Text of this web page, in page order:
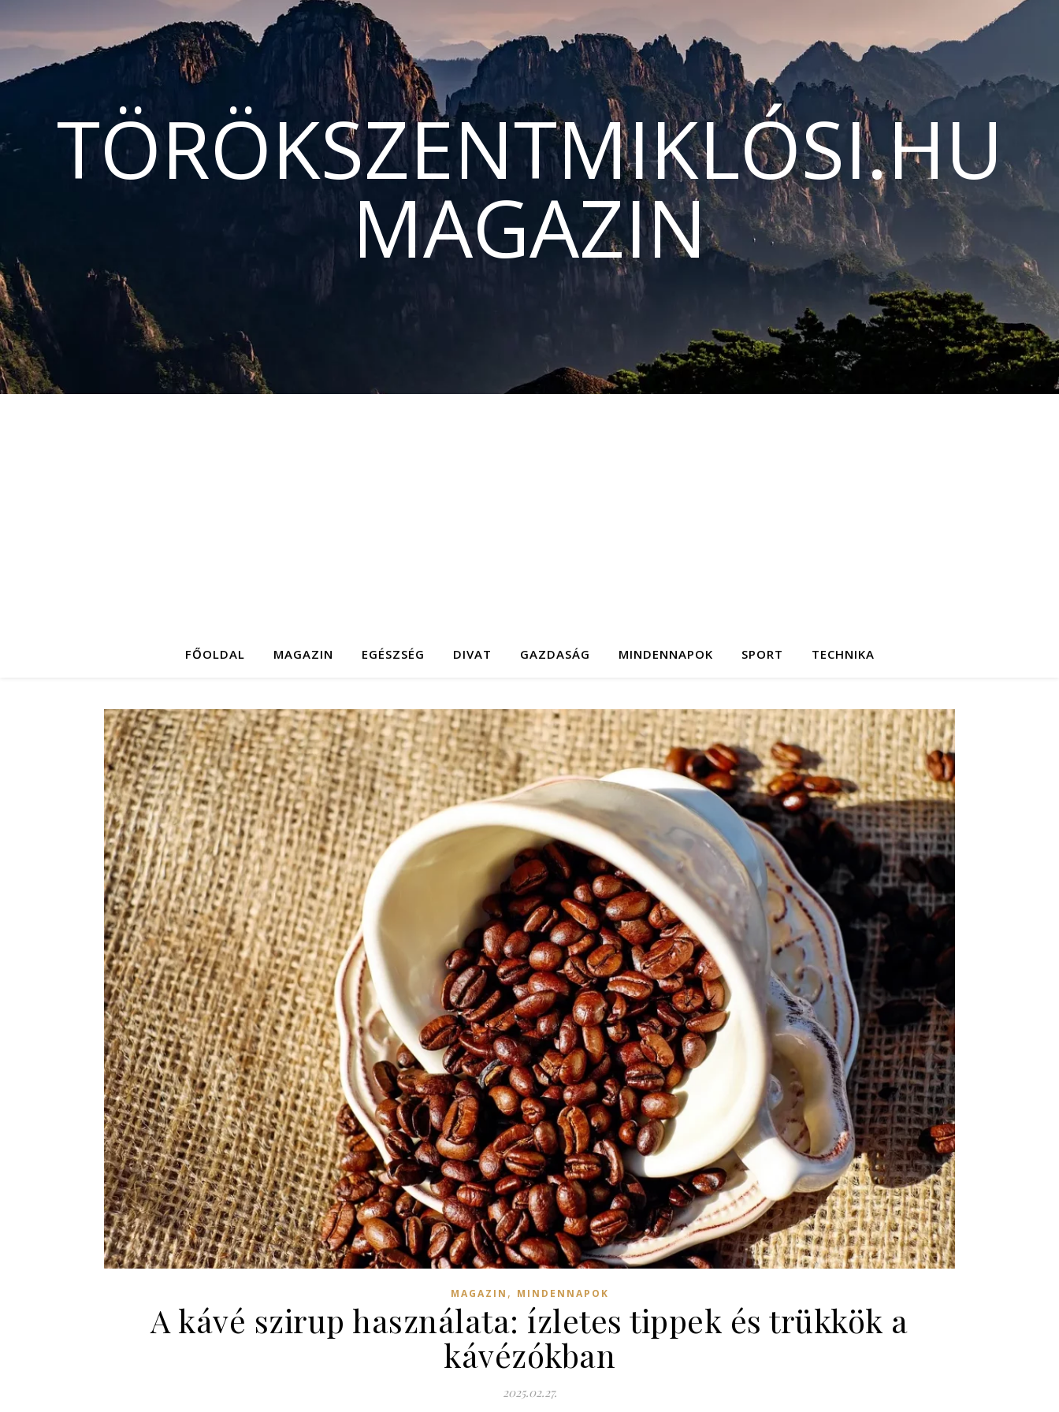
TÖRÖKSZENTMIKLÓSI.HU
MAGAZIN
FŐOLDAL MAGAZIN EGÉSZSÉG DIVAT GAZDASÁG MINDENNAPOK SPORT TECHNIKA
MAGAZIN , MINDENNAPOK
A kávé szirup használata: ízletes tippek és trükkök a
kávézókban
2025.02.27.